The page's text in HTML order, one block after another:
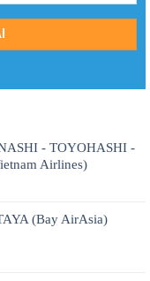
- TOYOHASHI -
Airlines)
(Bay AirAsia)